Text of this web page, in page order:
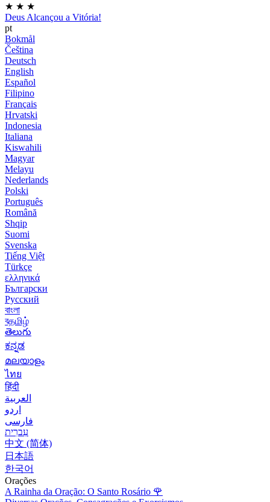
★ ★ ★
Deus Alcançou a Vitória!
pt
Bokmål
Čeština
Deutsch
English
Español
Filipino
Français
Hrvatski
Indonesia
Italiana
Kiswahili
Magyar
Melayu
Nederlands
Polski
Português
Română
Shqip
Suomi
Svenska
Tiếng Việt
Türkçe
ελληνικά
Български
Русский
বাংলা
বதமிழ்
తెలుగు
ಕನ್ನಡ
മലയാളം
ไทย
हिंदी
العربية
اردو
فارسی
עִברִית
中文 (简体)
日本語
한국어
Orações
A Rainha da Oração: O Santo Rosário 🌹